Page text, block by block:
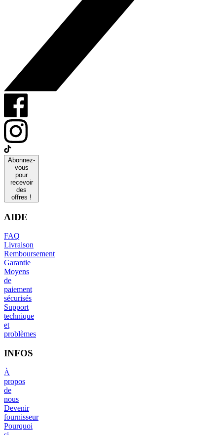
Abonnez-
vous
pour
recevoir
des
offres !
AIDE
FAQ
Livraison
Remboursement
Garantie
Moyens
de
paiement
sécurisés
Support
technique
et
problèmes
INFOS
À
propos
de
nous
Devenir
fournisseur
Pourquoi